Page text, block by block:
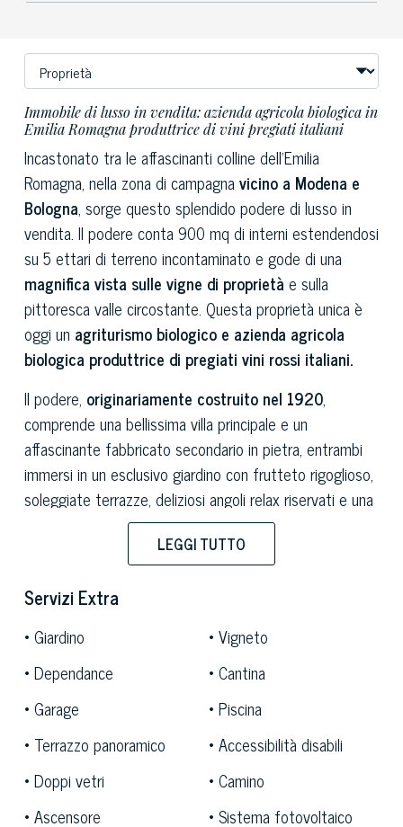
Immobile di lusso in vendita: azienda agricola biologica in
Emilia Romagna produttrice di vini pregiati italiani
Incastonato tra le affascinanti colline dell'Emilia
Romagna, nella zona di campagnavicino a Modena e
Bologna, sorge questo splendido podere di lusso in
vendita. Il podere conta 900 mq di interni estendendosi
su 5 ettari di terreno incontaminato e gode di una
magnifica vista sulle vigne di proprietà e sulla
pittoresca valle circostante. Questa proprietà unica è
oggi un agriturismo biologico e azienda agricola
biologica produttrice di pregiati vini rossi italiani.
Il podere, originariamente costruito nel 1920,
comprende una bellissima villa principale e un
affascinante fabbricato secondario in pietra, entrambi
immersi in un esclusivo giardino con frutteto rigoglioso,
soleggiate terrazze, deliziosi angoli relax riservati e una
spettacolare piscina a sfioro panoramica. Dopo essere
rimasto in disuso per molti anni, nel 2001 il podere è
stato riportato in vita come azienda agricola
specializzata nella produzione di
Merlot e Cabernet Sauvignon . Dal 2010, i due edifici
sono stati magnificamente ristrutturati seguendo i
principi della bio-edilizia, trasformandosi in un
incantevole agriturismo biologico.
La villa principale offre un'
ala estcon ingresso
un soggiorno con accesso a un ampio terrazzo
circondato da cespugli di lavanda e un open space con
LEGGI TUTTO
Servizi Extra
Giardino
Vigneto
Dependance
Cantina
Garage
Piscina
Terrazzo panoramico
Accessibilità disabili
Doppi vetri
Camino
Ascensore
Sistema fotovoltaico